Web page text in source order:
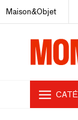
Maison&Objet